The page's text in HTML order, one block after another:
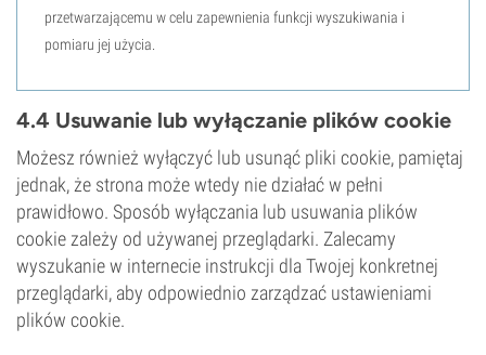
przetwarzającemu w celu zapewnienia funkcji wyszukiwania i
pomiaru jej użycia.
4.4 Usuwanie lub wyłączanie plików cookie
Możesz również wyłączyć lub usunąć pliki cookie, pamiętaj
jednak, że strona może wtedy nie działać w pełni
prawidłowo. Sposób wyłączania lub usuwania plików
cookie zależy od używanej przeglądarki. Zalecamy
wyszukanie w internecie instrukcji dla Twojej konkretnej
przeglądarki, aby odpowiednio zarządzać ustawieniami
plików cookie.